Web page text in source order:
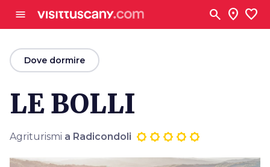
menu search location_on favorite
arrow_backDove dormire
LE BOLLI
Agriturismi a Radicondoli